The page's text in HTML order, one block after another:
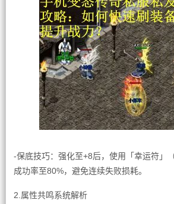
-保底技巧：强化至+8后，使用「幸运符」
成功率至80%，避免连续失败损耗。
2.属性共鸣系统解析